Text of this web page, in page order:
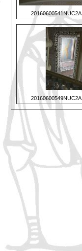
20160600541NUC2A
20160600549NUC2A